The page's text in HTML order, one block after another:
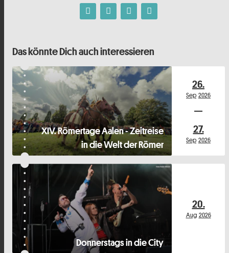
Das könnte Dich auch interessieren
XIV. Römertage Aalen - Zeitreise
in die Welt der Römer
26.
Sep 2026
27.
Sep 2026
Donnerstags in die City
20.
Aug 2026